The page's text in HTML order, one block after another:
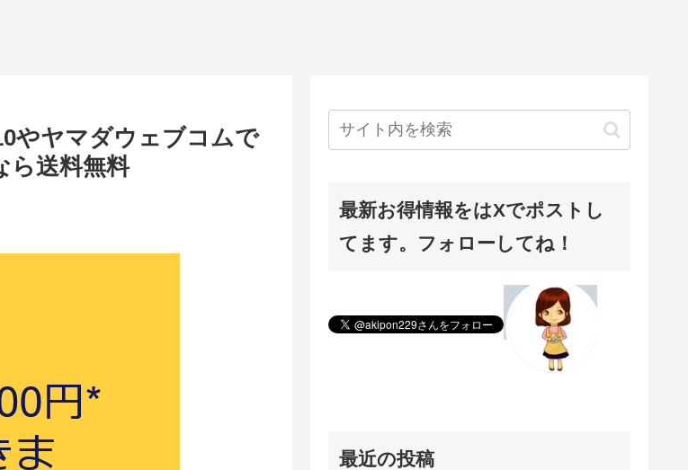
やヤマダウェブコムで
ら送料無料
最新お得情報をはXでポストし
てます。フォローしてね！
最近の投稿